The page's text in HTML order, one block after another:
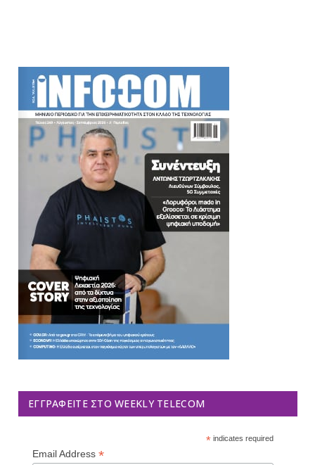
ΕΓΓΡΑΦΕΊΤΕ ΣΤΟ WEEKLY TELECOM
*indicates required
Email Address *